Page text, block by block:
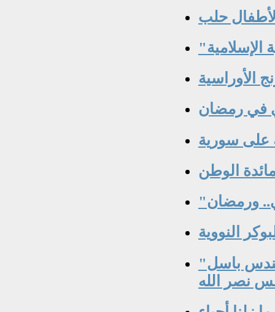
لأطفال حلب
الأوراسية
في رمضان
على سورية
الوطن
النووية
"ثوب المطران كبوجي الممزق" بقلم المهندس باسل
نصر الله